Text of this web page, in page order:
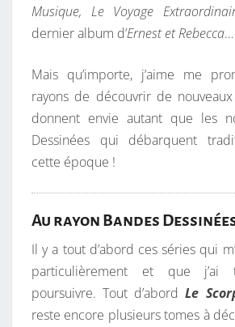
Musique, Le Voyage
dernier album d’Ernest et Rebecca…
Mais qu’importe, j’aime me
rayons de découvrir de
donnent envie autant que les
Dessinées qui débarquent
cette époque !
Au rayon Bandes
Il y a tout d’abord ces séries qui
particulièrement et que
poursuivre. Tout d’abordLe
reste encore plusieurs tomes à